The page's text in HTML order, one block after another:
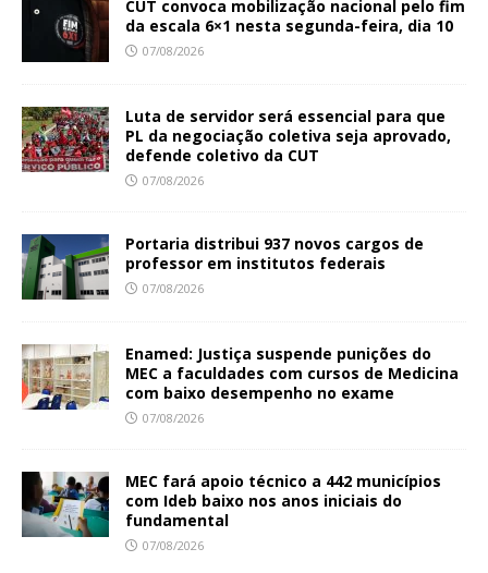
CUT convoca mobilização nacional pelo fim
da escala 6×1 nesta segunda-feira, dia 10
07/08/2026
Luta de servidor será essencial para que
PL da negociação coletiva seja aprovado,
defende coletivo da CUT
07/08/2026
Portaria distribui 937 novos cargos de
professor em institutos federais
07/08/2026
Enamed: Justiça suspende punições do
MEC a faculdades com cursos de Medicina
com baixo desempenho no exame
07/08/2026
MEC fará apoio técnico a 442 municípios
com Ideb baixo nos anos iniciais do
fundamental
07/08/2026